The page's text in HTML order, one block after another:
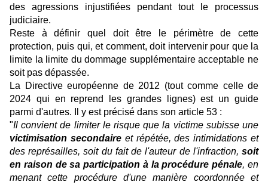
des agressions injustifiées pendant tout le processus
judiciaire.
Reste à définir quel doit être le périmètre de cette
protection, puis qui, et comment, doit intervenir pour que la
limite la limite du dommage supplémentaire acceptable ne
soit pas dépassée.
La Directive européenne de 2012 (tout comme celle de
2024 qui en reprend les grandes lignes) est un guide
parmi d'autres. Il y est précisé dans son article 53 :
"Il convient de limiter le risque que la victime subisse une
victimisation secondaireet répétée, des intimidations et
des représailles, soit du fait de l'auteur de l'infraction, soit
en raison de sa participation à la procédure pénale, en
menant cette procédure d'une manière coordonnée et